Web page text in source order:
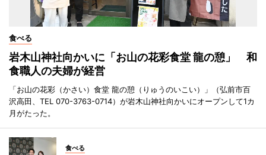
食べる
岩木山神社向かいに「お山の花彩食堂 龍の憩」 和
食職人の夫婦が経営
「お山の花彩（かさい）食堂 龍の憩（りゅうのいこい）」（弘前市百
沢高田、TEL 070-3763-0714）が岩木山神社向かいにオープンして1カ
月がたった。
食べる